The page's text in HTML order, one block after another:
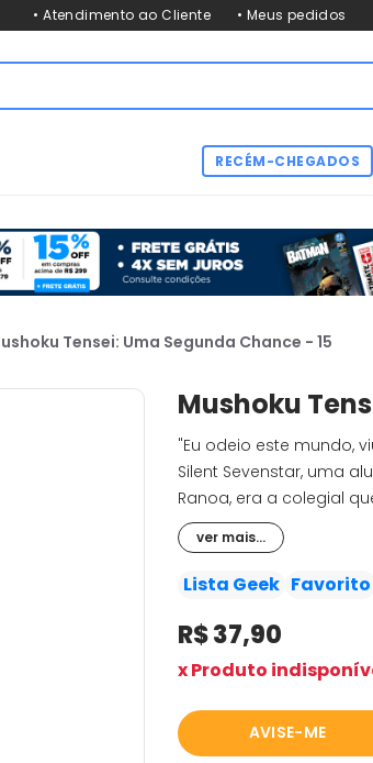
• Atendimento ao Cliente • Meus pedidos
RECÉM-CHEGADOS
Tensei: Uma Segunda Chance - 15
Mushoku
"Eu odeio este mundo,
Silent Sevenstar, uma
Ranoa, era a colegial
anterior.
Ela quer voltar ao seu
E Rudeus é obrigado a
Mas, coincidentemente,
algo entre esses dois?!
ver mais...
Lista Geek Favorito
R$ 37,90
x Produto
AVISE-ME